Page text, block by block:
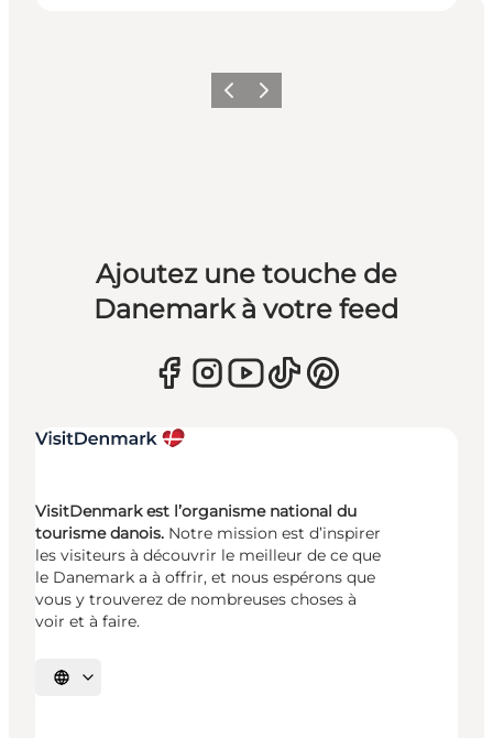
PrécédentSuivant
Ajoutez une touche de
Danemark à votre feed
VisitDenmark est l’organisme national du
tourisme danois. Notre mission est d’inspirer
les visiteurs à découvrir le meilleur de ce que
le Danemark a à offrir, et nous espérons que
vous y trouverez de nombreuses choses à
voir et à faire.
Choisissez la langue